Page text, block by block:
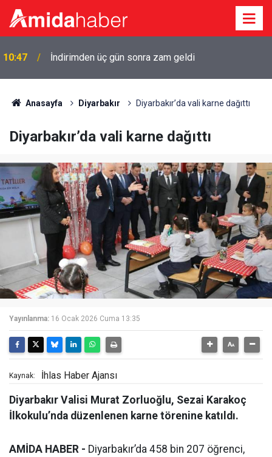
10:47 İndirimden üç gün sonra zam geldi
Anasayfa Diyarbakır Diyarbakır’da vali karne dağıttı
Diyarbakır’da vali karne dağıttı
Yayınlanma: 16 Ocak 2026 Cuma 13:35
Kaynak: İhlas Haber Ajansı
Diyarbakır Valisi Murat Zorluoğlu, Sezai Karakoç
İlkokulu’nda düzenlenen karne törenine katıldı.
AMİDA HABER - Diyarbakır’da 458 bin 207 öğrenci,